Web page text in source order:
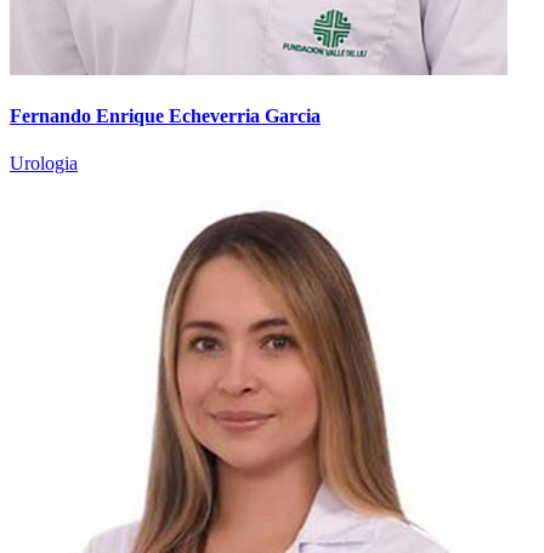
Fernando Enrique Echeverria Garcia
Urologia